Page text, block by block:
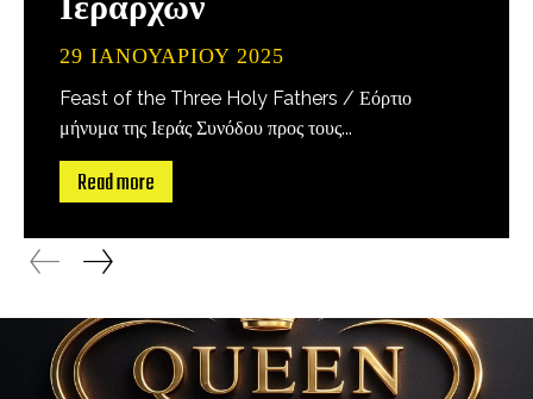
29 ΙΑΝΟΥΑΡΊΟΥ 2025
Feast of the Three Holy Fathers / Εόρτιο
μήνυμα της Ιεράς Συνόδου προς τους...
Read more